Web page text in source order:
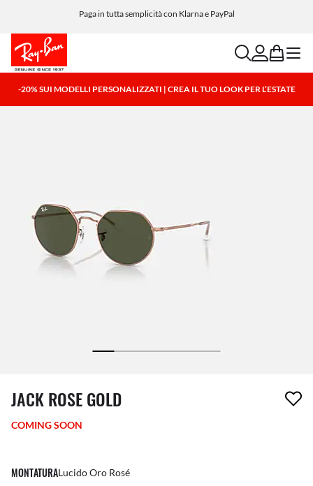
Paga in tutta semplicità con Klarna e PayPal
searchaccount
bag menu
-20% SUI MODELLI PERSONALIZZATI | CREA IL TUO LOOK PER L’ESTATE
1 articolo è stato aggiunto alla tua wishlist
JACK ROSE GOLD
COMING SOON
MONTATURALucido Oro Rosé